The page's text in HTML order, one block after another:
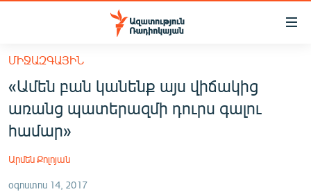
Մատչելիության
հիմնական
բովանդակությանը
հիմնական
մենյուին
ՀԱՅԱՍՏԱՆ
ՔԱՂԱՔԱԿԱՆ
ՄԻՋԱԶԳԱՅԻՆ
«Ամեն բան կանենք այս վիճակից
առանց պատերազմի դուրս գալու
համար»
Արմեն Քոլոյան
օգոստոս 14, 2017